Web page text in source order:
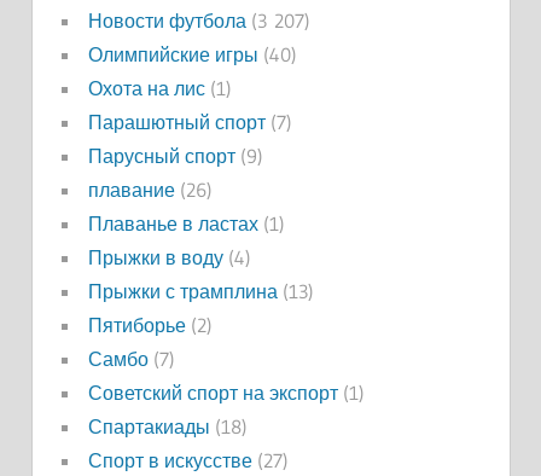
Новости футбола (3 207)
Олимпийские игры (40)
Охота на лис(1)
Парашютный спорт(7)
Парусный спорт(9)
плавание(26)
Плаванье в ластах(1)
Прыжки в воду(4)
Прыжки с трамплина (13)
Пятиборье(2)
Самбо(7)
Советский спорт на экспорт(1)
Спартакиады (18)
Спорт в искусстве(27)